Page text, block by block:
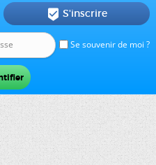
Se souvenir de moi ?
 S'inscrire